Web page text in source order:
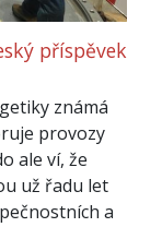
příspěvek
známá
provozy
ale ví, že
už řadu let
a